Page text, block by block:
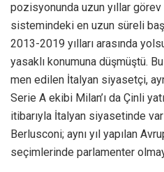
pozisyonunda uzun yıllar görev
sistemindeki en uzun süreli
2013-2019 yılları arasında
yasaklı konumuna düşmüştü.
men edilen İtalyan siyasetçi,
Serie A ekibi Milan’ı da Çinli
itibarıyla İtalyan siyasetinde
Berlusconi; aynı yıl yapılan
seçimlerinde parlamenter